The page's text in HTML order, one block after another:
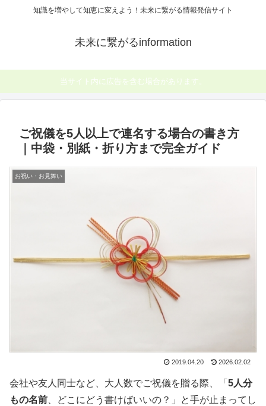
知識を増やして知恵に変えよう！未来に繋がる情報発信サイト
未来に繋がるinformation
当サイト内に広告を含む場合があります。
ご祝儀を5人以上で連名する場合の書き方
｜中袋・別紙・折り方まで完全ガイド
お祝い・お見舞い
2019.04.20 2026.02.02
会社や友人同士など、大人数でご祝儀を贈る際、「 5人分
もの名前 、どこにどう書けばいいの？」と手が止まってし